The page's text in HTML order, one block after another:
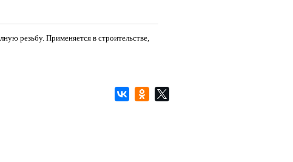
резьбу. Применяется в строительстве,